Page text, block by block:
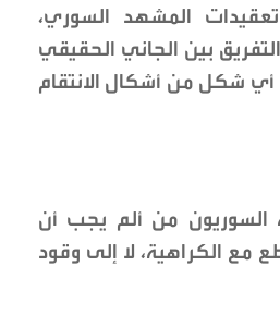
المشهد السوري،
بين الجاني الحقيقي
أي شكل من أشكال الانتقام
السوريون من ألم يجب أن
مع الكراهية، لا إلى وقود